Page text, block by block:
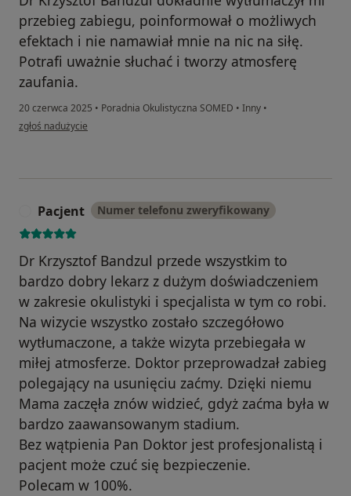
przebieg zabiegu, poinformował o możliwych
efektach i nie namawiał mnie na nic na siłę.
Potrafi uważnie słuchać i tworzy atmosferę
zaufania.
20 czerwca 2025 • Poradnia Okulistyczna SOMED • Inny •
w opinii użytkownika Kamil Att
zgłoś nadużycie
Pacjent Numer telefonu zweryfikowany
Dr Krzysztof Bandzul przede wszystkim to
bardzo dobry lekarz z dużym doświadczeniem
w zakresie okulistyki i specjalista w tym co robi.
Na wizycie wszystko zostało szczegółowo
wytłumaczone, a także wizyta przebiegała w
miłej atmosferze. Doktor przeprowadzał zabieg
polegający na usunięciu zaćmy. Dzięki niemu
Mama zaczęła znów widzieć, gdyż zaćma była w
bardzo zaawansowanym stadium.
Bez wątpienia Pan Doktor jest profesjonalistą i
pacjent może czuć się bezpieczenie.
Polecam w 100%.